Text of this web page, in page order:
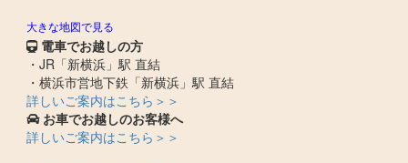
大きな地図で見る
電車でお越しの方
・JR「新横浜」駅 直結
・横浜市営地下鉄「新横浜」駅 直結
詳しいご案内はこちら＞＞
お車でお越しのお客様へ
詳しいご案内はこちら＞＞